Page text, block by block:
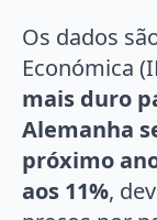
Os dados
Económica
mais duro
Alemanha
próximo
aos 11%,